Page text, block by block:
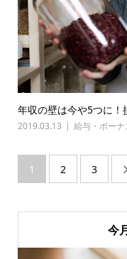
年収の壁は今や5つに！
2019.03.13 給与・ボーナ
1 2 3 
今